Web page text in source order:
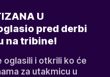
U
pred derbi
na tribine!
oglasili i otkrili ko će
za utakmicu u